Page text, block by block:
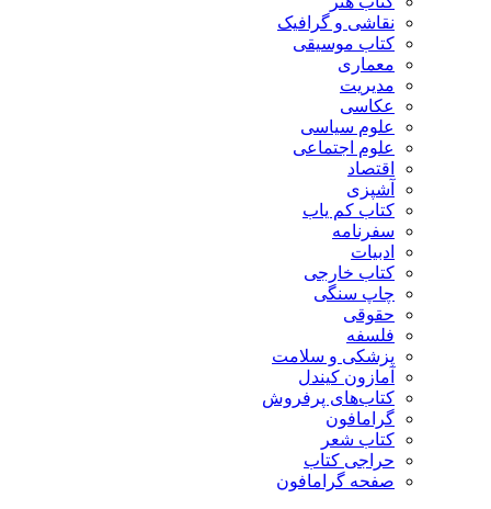
نقاشی و گرافیک
کتاب موسیقی
معماری
مدیریت
عکاسی
علوم سیاسی
علوم اجتماعی
اقتصاد
آشپزی
کتاب کم یاب
سفرنامه
ادبیات
کتاب خارجی
چاپ سنگی
حقوقی
فلسفه
پزشکی و سلامت
آمازون کیندل
کتاب‌های پرفروش
گرامافون
کتاب شعر
حراجی کتاب
صفحه گرامافون